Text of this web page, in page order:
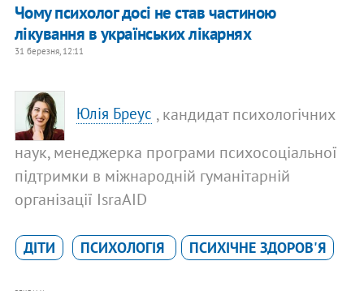
Чому психолог досі не став частиною
лікування в українських лікарнях
31 березня, 12:11
Юлія Бреус , кандидат психологічних
наук, менеджерка програми психосоціальної
підтримки в міжнародній гуманітарній
організації IsraAID
ДІТИ ПСИХОЛОГІЯ ПСИХІЧНЕ ЗДОРОВ'Я